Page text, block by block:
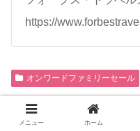
https://
オンワードファミリーセール
メニュー ホーム